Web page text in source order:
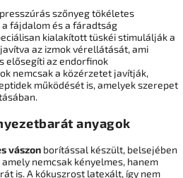
szőnyeg tökéletes
fájdalom és a fáradtság
kialakított tüskéi stimulálják a
az izmok vérellátását, ami
elősegíti az endorfinok
nemcsak a közérzetet javítják,
működését is, amelyek szerepet
anyagok
vászon borítással készült, belsejében
amely nemcsak kényelmes, hanem
is. A kókuszrost latexált, így nem